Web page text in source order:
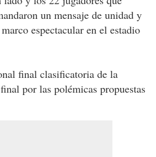
un mensaje de unidad y
espectacular en el estadio
final clasificatoria de la
por las polémicas propuestas